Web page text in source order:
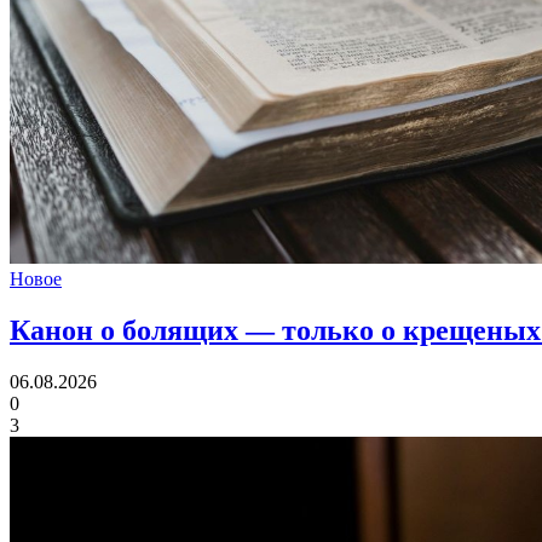
Новое
Канон о болящих— только о
06.08.2026
0
3